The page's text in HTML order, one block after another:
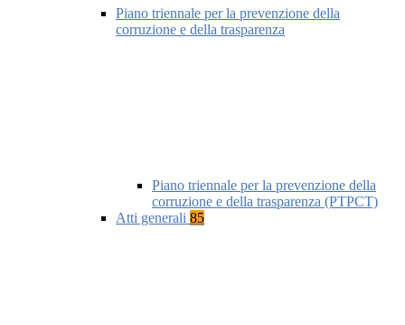
Piano triennale per la prevenzione della
corruzione e della trasparenza
Piano triennale per la prevenzione della
corruzione e della trasparenza (PTPCT)
Atti generali 85